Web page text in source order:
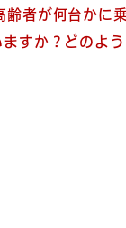
者が何台かに
すか？どのよ